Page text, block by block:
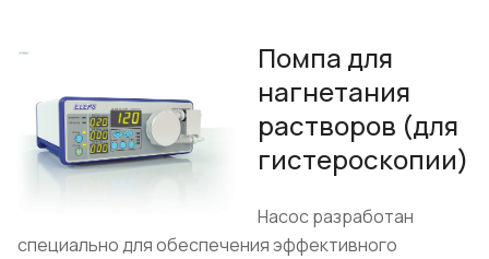
Помпа для
нагнетания
растворов (для
гистероскопии)
Насос разработан
специально для обеспечения эффективного